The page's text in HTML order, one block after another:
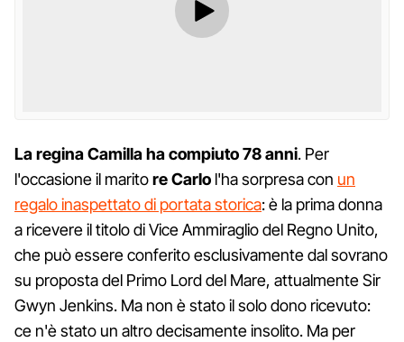
La regina Camilla ha compiuto 78 anni. Per
l'occasione il maritore Carlo l'ha sorpresa con un
regalo inaspettato di portata storica: è la prima donna
a ricevere il titolo di Vice Ammiraglio del Regno Unito,
che può essere conferito esclusivamente dal sovrano
su proposta del Primo Lord del Mare, attualmente Sir
Gwyn Jenkins. Ma non è stato il solo dono ricevuto:
ce n'è stato un altro decisamente insolito. Ma per